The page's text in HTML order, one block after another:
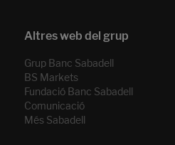
Grup Banc Sabadell
BS Markets
Fundació Banc Sabadell
Comunicació
Més Sabadell